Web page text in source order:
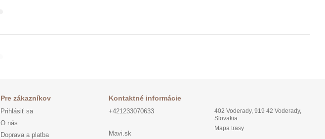
Pre zákazníkov
Prihlásiť sa
O nás
Doprava a platba
Kontaktné informácie
+421233070633
Mavi.sk
402 Voderady, 919 42 Voderady,
Slovakia
Mapa trasy